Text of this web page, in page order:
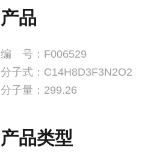
产品
编 号：F006529
分子式：C14H8D3F3N2O2
分子量：299.26
产品类型